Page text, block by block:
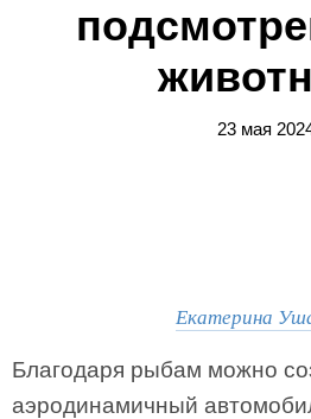
23 мая
Екатерина
Благодаря рыбам можно
аэродинамичный